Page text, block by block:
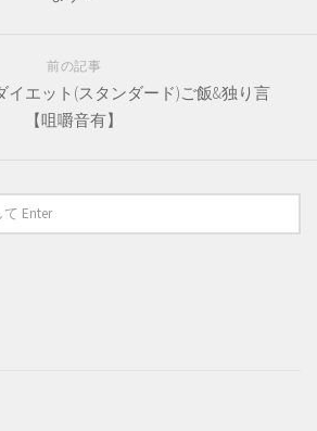
前の記事
イエット(スタンダード)ご飯&独り言
【咀嚼音有】